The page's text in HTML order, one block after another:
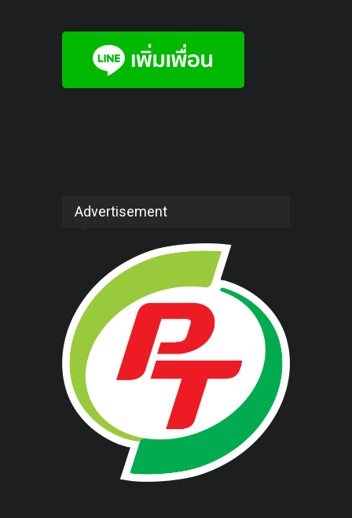
Advertisement